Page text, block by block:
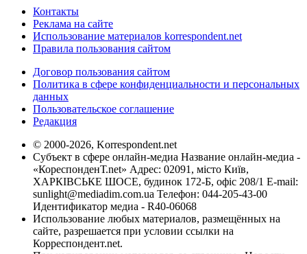
Контакты
Реклама на сайте
Использование материалов korrespondent.net
Правила пользования сайтом
Договор пользования сайтом
Политика в сфере конфиденциальности и персональных
данных
Пользовательское соглашение
Редакция
© 2000-2026, Korrespondent.net
Субъект в сфере онлайн-медиа Название онлайн-медиа -
«КореспонденТ.net» Адрес: 02091, місто Київ,
ХАРКІВСЬКЕ ШОСЕ, будинок 172-Б, офіс 208/1 E-mail:
sunlight@mediadim.com.ua Телефон: 044-205-43-00
Идентификатор медиа - R40-06068
Использование любых материалов, размещённых на
сайте, разрешается при условии ссылки на
Корреспондент.net.